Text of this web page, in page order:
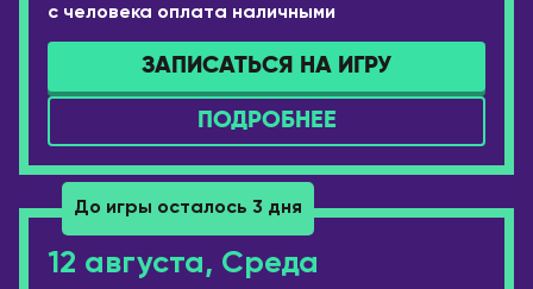
Мурманск
Набережные Челны
Нижний Новгород
Новомосковск
Павлодар
Семей
Тараз
Уральск
Усть-Каменогорск
Шымкент
с человека оплата наличными
ЗАПИСАТЬСЯ НА ИГРУ
ПОДРОБНЕЕ
До игры осталось 3 дня
12 августа, Среда